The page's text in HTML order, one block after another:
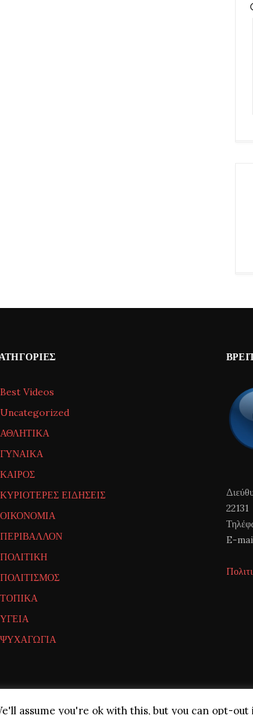
Best Videos
Uncategorized
ΑΘΛΗΤΙΚΑ
ΓΥΝΑΙΚΑ
ΚΑΙΡΟΣ
ΚΥΡΙΟΤΕΡΕΣ ΕΙΔΗΣΕΙΣ
ΟΙΚΟΝΟΜΙΑ
ΠΕΡΙΒΑΛΛΟΝ
ΠΟΛΙΤΙΚΗ
ΠΟΛΙΤΙΣΜΟΣ
ΤΟΠΙΚΑ
ΥΓΕΙΑ
ΨΥΧΑΓΩΓΙΑ
22131
E-
assume you're ok with this, but you can opt-out